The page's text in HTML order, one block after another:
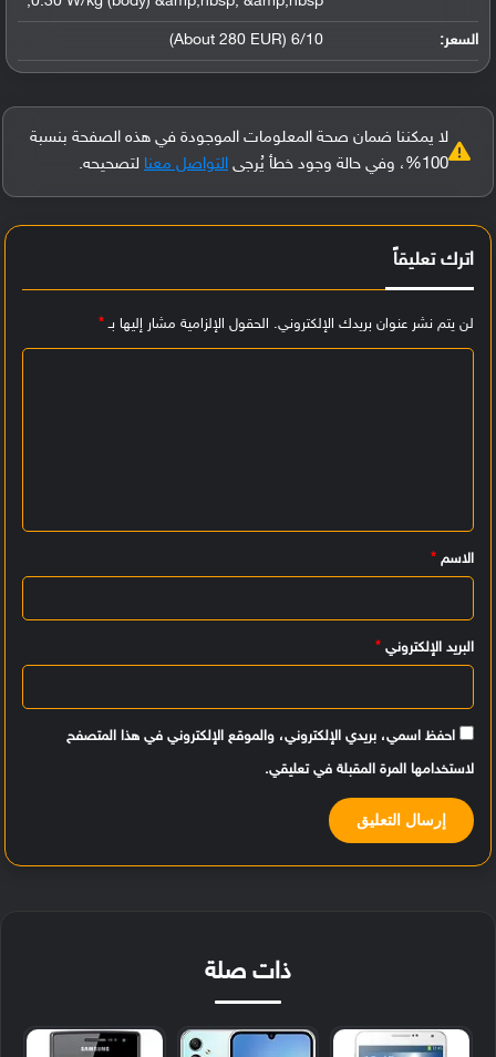
السعر: 6/10 (About 280 EUR)
لا يمكننا ضمان صحة المعلومات الموجودة في هذه الصفحة بنسبة
100%، وفي حالة وجود خطأ يُرجى
التواصل معنا لتصحيحه.
اترك تعليقاً
لن يتم نشر عنوان بريدك الإلكتروني. الحقول الإلزامية مشار إليها بـ*
ي
ق
الاسم *
البريد الإلكتروني *
احفظ اسمي، بريدي الإلكتروني، والموقع الإلكتروني في هذا المتصفح
لاستخدامها المرة المقبلة في تعليقي.
ذات صلة